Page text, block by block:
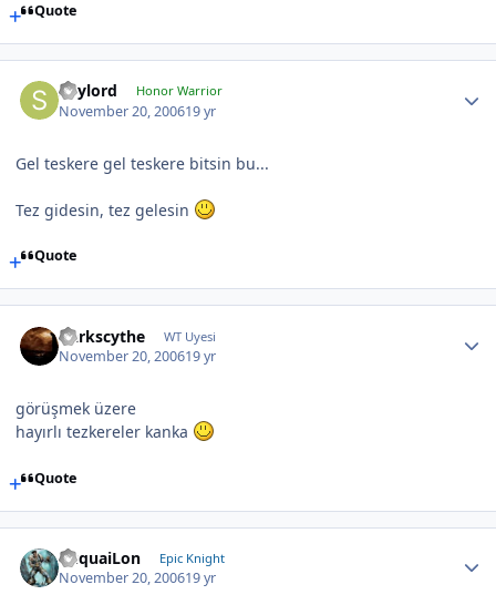
Quote
Spylord Honor Warrior
November 20, 200619 yr
Gel teskere gel teskere bitsin bu...
Tez gidesin, tez gelesin
Quote
Darkscythe WT Uyesi
November 20, 200619 yr
görüşmek üzere
hayırlı tezkereler kanka
Quote
YuquaiLon Epic Knight
November 20, 200619 yr